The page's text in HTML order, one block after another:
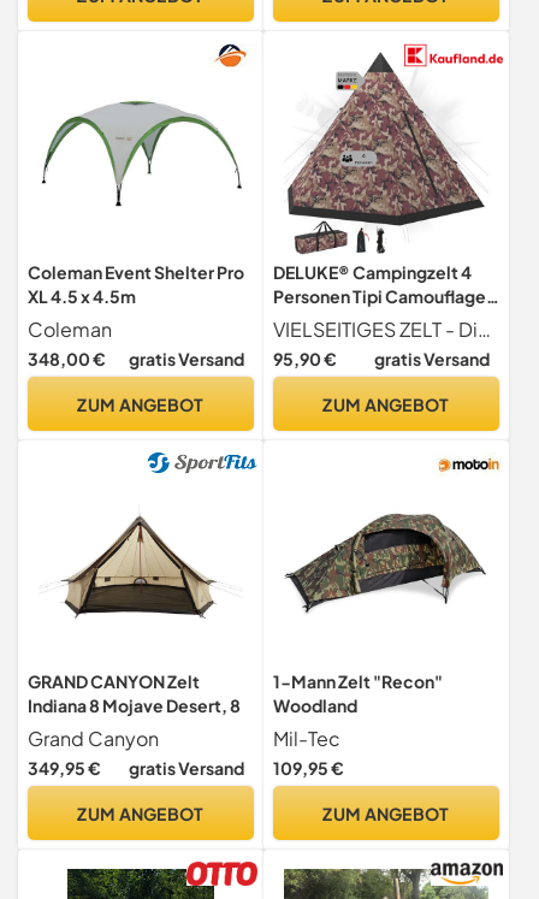
Coleman Event Shelter Pro
XL 4.5 x 4.5m
Coleman
348,00 € gratis Versand
ZUM ANGEBOT
DELUKE® Campingzelt 4
Personen Tipi Camouflage |
atmungsaktiv | Tipi
Pyramidenzelt Familienzelt
für 4 Personen Gruppenzelt
Zelten
VIELSEITIGES ZELT - Dieses Zelt ist perfekt für all Ihre Campingabenteuer! Es hat ein gemütliches Interieur, geeignet zum Campen im Freien, bei Festivals und im Urlaub auf dem Campingplatz.
95,90 € gratis Versand
ZUM ANGEBOT
GRAND CANYON Zelt
Indiana 8 Mojave Desert, 8
Grand Canyon
349,95 € gratis Versand
ZUM ANGEBOT
1-Mann Zelt "Recon"
Woodland
Mil-Tec
109,95 €
ZUM ANGEBOT